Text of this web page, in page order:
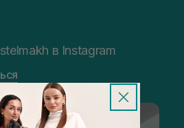
в Instagram